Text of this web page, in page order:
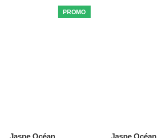
PROMO
Jaspe Océan
Jaspe Océan